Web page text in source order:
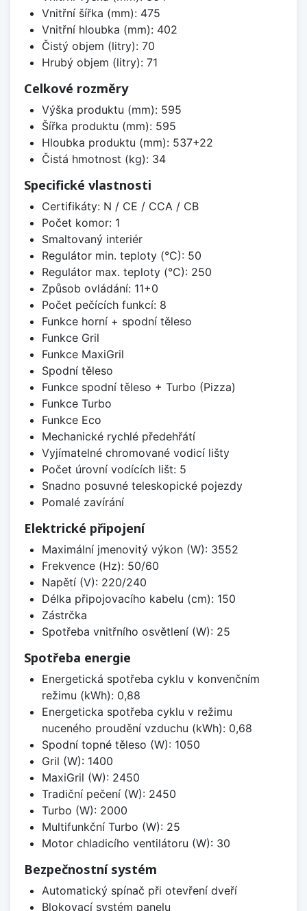
Vnitřní šířka (mm): 475
Vnitřní hloubka (mm): 402
Čistý objem (litry): 70
Hrubý objem (litry): 71
Celkové rozměry
Výška produktu (mm): 595
Šířka produktu (mm): 595
Hloubka produktu (mm): 537+22
Čistá hmotnost (kg): 34
Specifické vlastnosti
Certifikáty: N / CE / CCA / CB
Počet komor: 1
Smaltovaný interiér
Regulátor min. teploty (°C): 50
Regulátor max. teploty (°C): 250
Způsob ovládání: 11+0
Počet pečících funkcí: 8
Funkce horní + spodní těleso
Funkce Gril
Funkce MaxiGril
Spodní těleso
Funkce spodní těleso + Turbo (Pizza)
Funkce Turbo
Funkce Eco
Mechanické rychlé předehřátí
Vyjímatelné chromované vodicí lišty
Počet úrovní vodících lišt: 5
Snadno posuvné teleskopické pojezdy
Pomalé zavírání
Elektrické připojení
Maximální jmenovitý výkon (W): 3552
Frekvence (Hz): 50/60
Napětí (V): 220/240
Délka připojovacího kabelu (cm): 150
Zástrčka
Spotřeba vnitřního osvětlení (W): 25
Spotřeba energie
Energetická spotřeba cyklu v konvenčním
režimu (kWh): 0,88
Energeticka spotřeba cyklu v režimu
nuceného proudění vzduchu (kWh): 0,68
Spodní topné těleso (W): 1050
Gril (W): 1400
MaxiGril (W): 2450
Tradiční pečení (W): 2450
Turbo (W): 2000
Multifunkční Turbo (W): 25
Motor chladicího ventilátoru (W): 30
Bezpečnostní systém
Automatický spínač při otevření dveří
Blokovací systém panelu